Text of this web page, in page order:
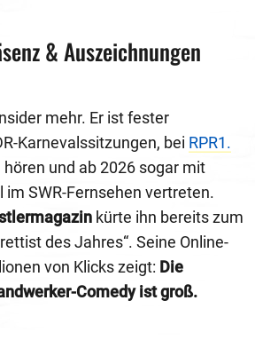
& Auszeichnungen
mehr. Er ist fester
Karnevalssitzungen, bei RPR1.
und ab 2026 sogar mit
im SWR-Fernsehen vertreten.
kürte ihn bereits zum
des Jahres“. Seine Online-
von Klicks zeigt: Die
Comedy ist groß.